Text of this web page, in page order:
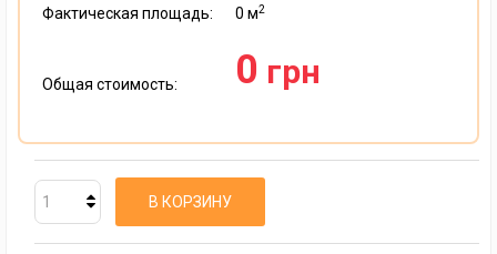
Фактическая площадь: 0 м2
Общая стоимость: 0 грн
В КОРЗИНУ